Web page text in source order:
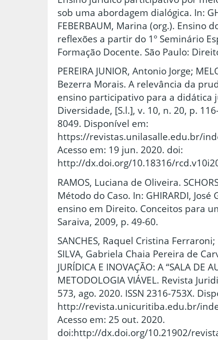
sob uma abordagem dialógica. In:
FEBERBAUM, Marina (org.). Ensino
reflexões a partir do 1º Seminário
Formação Docente. São Paulo:
PEREIRA JUNIOR, Antonio Jorge;
Bezerra Morais. A relevância da
ensino participativo para a didática
Diversidade, [S.l.], v. 10, n. 20, p.
8049. Disponível em:
https://revistas.unilasalle.edu.br/
Acesso em: 19 jun. 2020. doi:
http://dx.doi.org/10.18316/
RAMOS, Luciana de Oliveira.
Método do Caso. In: GHIRARDI,
ensino em Direito. Conceitos para
Saraiva, 2009, p. 49-60.
SANCHES, Raquel Cristina
SILVA, Gabriela Chaia Pereira de
JURÍDICA E INOVAÇÃO: A “SALA DE
METODOLOGIA VIÁVEL. Revista
573, ago. 2020. ISSN 2316-753X.
http://revista.unicuritiba.edu.br/
Acesso em: 25 out. 2020.
doi:http://dx.doi.org/10.21902/